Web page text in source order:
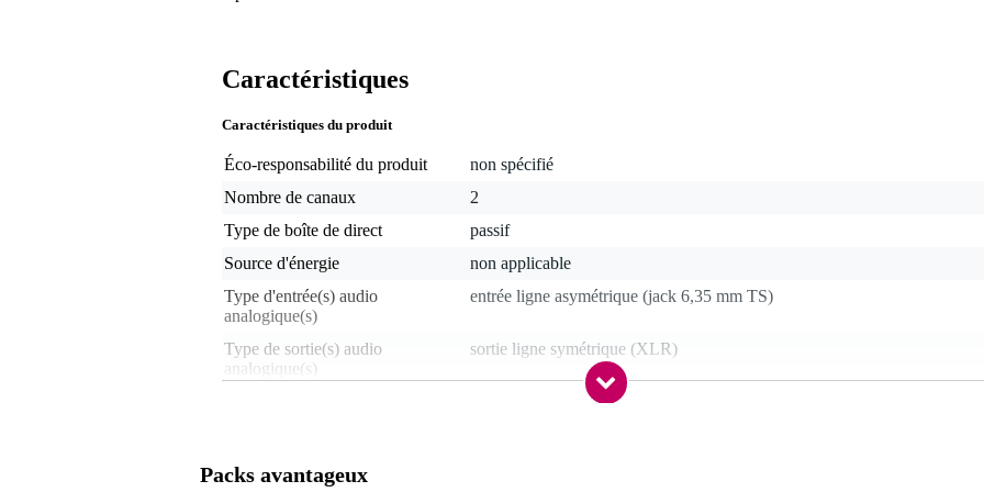
Caractéristiques
Caractéristiques du produit
Éco-responsabilité du produit
non spécifié
Nombre de canaux
2
Type de boîte de direct
passif
Source d'énergie
non applicable
Type d'entrée(s) audio
analogique(s)
entrée ligne asymétrique (jack 6,35 mm TS)
Type de sortie(s) audio
analogique(s)
sortie ligne symétrique (XLR)
Commutateur pad
Packs avantageux